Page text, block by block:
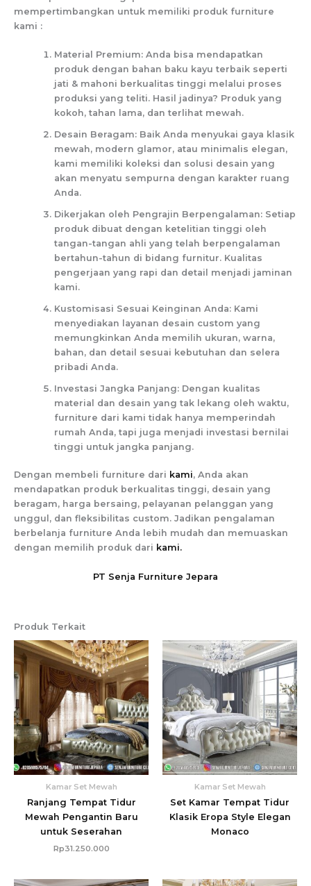
mempertimbangkan untuk memiliki produk furniture
kami :
Material Premium: Anda bisa mendapatkan
produk dengan bahan baku kayu terbaik seperti
jati & mahoni berkualitas tinggi melalui proses
produksi yang teliti. Hasil jadinya? Produk yang
kokoh, tahan lama, dan terlihat mewah.
Desain Beragam: Baik Anda menyukai gaya klasik
mewah, modern glamor, atau minimalis elegan,
kami memiliki koleksi dan solusi desain yang
akan menyatu sempurna dengan karakter ruang
Anda.
Dikerjakan oleh Pengrajin Berpengalaman: Setiap
produk dibuat dengan ketelitian tinggi oleh
tangan-tangan ahli yang telah berpengalaman
bertahun-tahun di bidang furnitur. Kualitas
pengerjaan yang rapi dan detail menjadi jaminan
kami.
Kustomisasi Sesuai Keinginan Anda: Kami
menyediakan layanan desain custom yang
memungkinkan Anda memilih ukuran, warna,
bahan, dan detail sesuai kebutuhan dan selera
pribadi Anda.
Investasi Jangka Panjang: Dengan kualitas
material dan desain yang tak lekang oleh waktu,
furniture dari kami tidak hanya memperindah
rumah Anda, tapi juga menjadi investasi bernilai
tinggi untuk jangka panjang.
Dengan membeli furniture dari kami, Anda akan
mendapatkan produk berkualitas tinggi, desain yang
beragam, harga bersaing, pelayanan pelanggan yang
unggul, dan fleksibilitas custom. Jadikan pengalaman
berbelanja furniture Anda lebih mudah dan memuaskan
dengan memilih produk dari kami.
PT Senja Furniture Jepara
Produk Terkait
Kamar Set Mewah
Ranjang Tempat Tidur
Mewah Pengantin Baru
untuk Seserahan
Rp31.250.000
Kamar Set Mewah
Set Kamar Tempat Tidur
Klasik Eropa Style Elegan
Monaco